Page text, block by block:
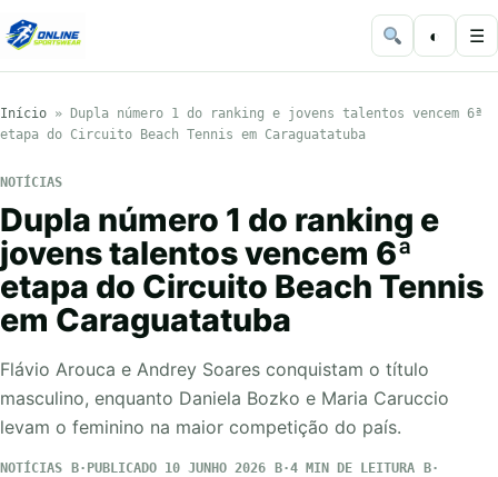
◐ ☰
Início »
Dupla número 1 do ranking e jovens talentos vencem 6ª
etapa do Circuito Beach Tennis em Caraguatatuba
NOTÍCIAS
Dupla número 1 do ranking e
jovens talentos vencem 6ª
etapa do Circuito Beach Tennis
em Caraguatatuba
Flávio Arouca e Andrey Soares conquistam o título
masculino, enquanto Daniela Bozko e Maria Caruccio
levam o feminino na maior competição do país.
NOTÍCIAS PUBLICADO 10 JUNHO 2026
4 MIN DE LEITURA